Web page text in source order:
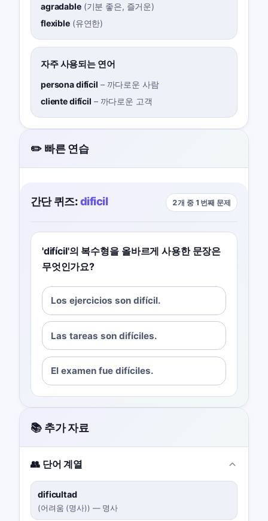
agradable(기분 좋은, 즐거운)
flexible(유연한)
자주 사용되는 연어
persona difícil – 까다로운 사람
cliente difícil – 까다로운 고객
✏️ 빠른 연습
간단 퀴즈:dificil 2개 중 1번째 문제
'difícil'의 복수형을 올바르게 사용한 문장은
무엇인가요?
Los ejercicios son difícil.
Las tareas son difíciles.
El examen fue difíciles.
📚 추가 자료
👥 단어 계열
dificultad
(어려움 (명사)) — 명사